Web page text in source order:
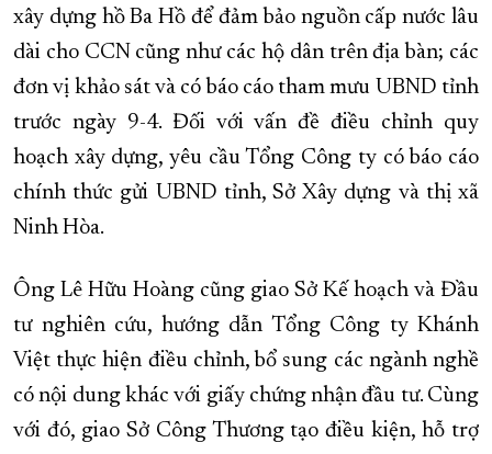
xây dựng hồ Ba Hồ để đảm bảo nguồn cấp nước lâu
dài cho CCN cũng như các hộ dân trên địa bàn; các
đơn vị khảo sát và có báo cáo tham mưu UBND tỉnh
trước ngày 9-4. Đối với vấn đề điều chỉnh quy
hoạch xây dựng, yêu cầu Tổng Công ty có báo cáo
chính thức gửi UBND tỉnh, Sở Xây dựng và thị xã
Ninh Hòa.
Ông Lê Hữu Hoàng cũng giao Sở Kế hoạch và Đầu
tư nghiên cứu, hướng dẫn Tổng Công ty Khánh
Việt thực hiện điều chỉnh, bổ sung các ngành nghề
có nội dung khác với giấy chứng nhận đầu tư. Cùng
với đó, giao Sở Công Thương tạo điều kiện, hỗ trợ